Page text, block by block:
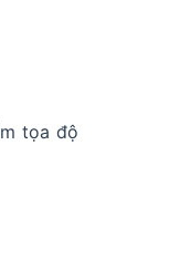
tọa độ